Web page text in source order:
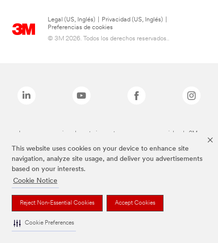
This website uses cookies on your device to enhance site
navigation, analyze site usage, and deliver you advertisements
based on your interests.
Cookie Notice
Reject Non-Essential Cookies Accept Cookies
Cookie Preferences
Legal (US, Inglés) Privacidad (US, Inglés)
Preferencias de cookies
© 3M 2026. Todos los derechos reservados..
Las marcas mencionadas anteriormente son marcas comerciales de 3M.